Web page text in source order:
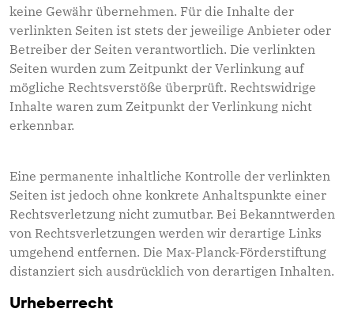
keine Gewähr übernehmen. Für die Inhalte der
verlinkten Seiten ist stets der jeweilige Anbieter oder
Betreiber der Seiten verantwortlich. Die verlinkten
Seiten wurden zum Zeitpunkt der Verlinkung auf
mögliche Rechtsverstöße überprüft. Rechtswidrige
Inhalte waren zum Zeitpunkt der Verlinkung nicht
erkennbar.
Eine permanente inhaltliche Kontrolle der verlinkten
Seiten ist jedoch ohne konkrete Anhaltspunkte einer
Rechtsverletzung nicht zumutbar. Bei Bekanntwerden
von Rechtsverletzungen werden wir derartige Links
umgehend entfernen. Die Max-Planck-Förderstiftung
distanziert sich ausdrücklich von derartigen Inhalten.
Urheberrecht